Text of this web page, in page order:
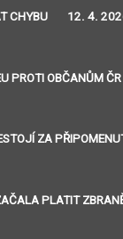
CHYBU 12. 4.
PROTI OBČANŮM ČR
ZA
PLATIT